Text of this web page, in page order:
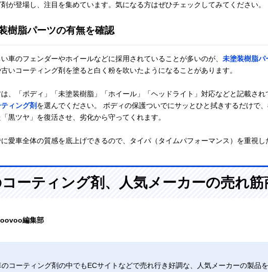
が登場し、注目を集めています。気になる方はぜひチェックしてみてください。
樹脂パーツの有無を確認
車のフェンダーやホイールなどに採用されていることが多いのが、 未塗装樹脂パ
いコーティング剤を塗ると白く粉を吹いたようになることがあります。
、「ボディ」「未塗装樹脂」「ホイール」「ヘッドライト」対応などと記載され
ィング剤を選んでください。 ボディの保護ついでにサッとひと拭きするだけで
黒ツヤ」を復活させ、劣化から守ってくれます。
愛車全体の質感を底上げできるので、タイパ（タイムパフォーマンス）を重視し
ーティング剤、人気メーカーの売れ筋
編集部
コーティング剤の中でもECサイトなどで売れ行き好調な、人気メーカーの製品を